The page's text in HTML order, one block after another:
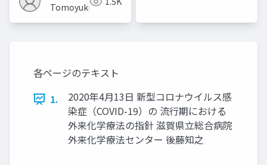
Tomoyuki
各ページのテキスト
1.
2020年4月13日 新型コロナウイルス感
染症（COVID-19）の 流行期における
外来化学療法の指針 滋賀県立総合病院
外来化学療法センター 後藤知之